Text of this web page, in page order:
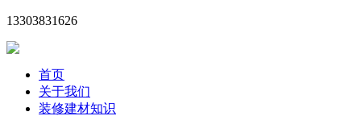
13303831626
首页
关于我们
装修建材知识